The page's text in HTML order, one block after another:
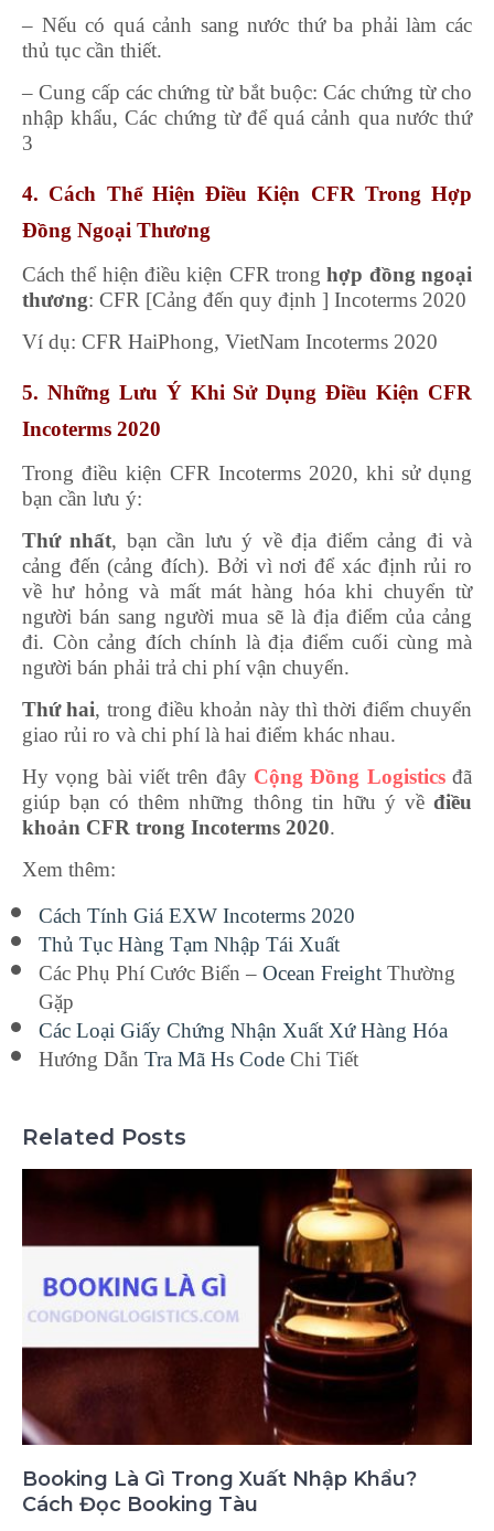
– Nếu có quá cảnh sang nước thứ ba phải làm các
thủ tục cần thiết.
– Cung cấp các chứng từ bắt buộc: Các chứng từ cho
nhập khẩu, Các chứng từ để quá cảnh qua nước thứ
3
4. Cách Thể Hiện Điều Kiện CFR Trong Hợp
Đồng Ngoại Thương
Cách thể hiện điều kiện CFR tronghợp đồng ngoại
thương: CFR [Cảng đến quy định ] Incoterms 2020
Ví dụ: CFR HaiPhong, VietNam Incoterms 2020
5. Những Lưu Ý Khi Sử Dụng Điều Kiện CFR
Incoterms 2020
Trong điều kiện CFR Incoterms 2020, khi sử dụng
bạn cần lưu ý:
Thứ nhất, bạn cần lưu ý về địa điểm cảng đi và
cảng đến (cảng đích). Bởi vì nơi để xác định rủi ro
về hư hỏng và mất mát hàng hóa khi chuyển từ
người bán sang người mua sẽ là địa điểm của cảng
đi. Còn cảng đích chính là địa điểm cuối cùng mà
người bán phải trả chi phí vận chuyển.
Thứ hai, trong điều khoản này thì thời điểm chuyển
giao rủi ro và chi phí là hai điểm khác nhau.
Hy vọng bài viết trên đây Cộng Đồng Logisticsđã
giúp bạn có thêm những thông tin hữu ý về điều
khoản CFR trong Incoterms 2020.
Xem thêm:
Cách Tính Giá EXW Incoterms 2020
Thủ Tục Hàng Tạm Nhập Tái Xuất
Các Phụ Phí Cước Biển – Ocean Freight Thường
Gặp
Các Loại Giấy Chứng Nhận Xuất Xứ Hàng Hóa
Hướng Dẫn Tra Mã Hs Code Chi Tiết
Related Posts
Booking Là Gì Trong Xuất Nhập Khẩu?
Cách Đọc Booking Tàu